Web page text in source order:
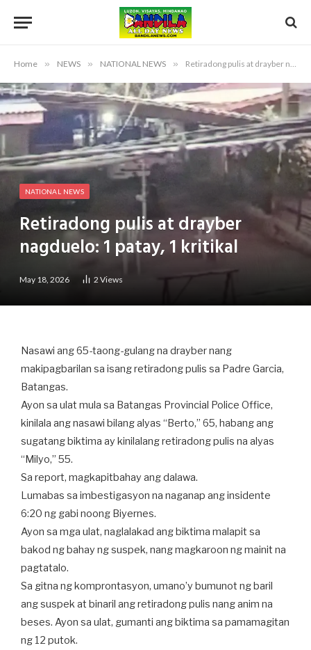
Home » NEWS » NATIONAL NEWS » Retiradong pulis at drayber nagduelo: 1 patay, 1 kritikal
NATIONAL NEWS
Retiradong pulis at drayber
nagduelo: 1 patay, 1 kritikal
May 18, 2026 2 Views
Nasawi ang 65-taong-gulang na drayber nang
makipagbarilan sa isang retiradong pulis sa Padre Garcia,
Batangas.
Ayon sa ulat mula sa Batangas Provincial Police Office,
kinilala ang nasawi bilang alyas “Berto,” 65, habang ang
sugatang biktima ay kinilalang retiradong pulis na alyas
“Milyo,” 55.
Sa report, magkapitbahay ang dalawa.
Lumabas sa imbestigasyon na naganap ang insidente
6:20 ng gabi noong Biyernes.
Ayon sa mga ulat, naglalakad ang biktima malapit sa
bakod ng bahay ng suspek, nang magkaroon ng mainit na
pagtatalo.
Sa gitna ng komprontasyon, umano’y bumunot ng baril
ang suspek at binaril ang retiradong pulis nang anim na
beses. Ayon sa ulat, gumanti ang biktima sa pamamagitan
ng 12 putok.